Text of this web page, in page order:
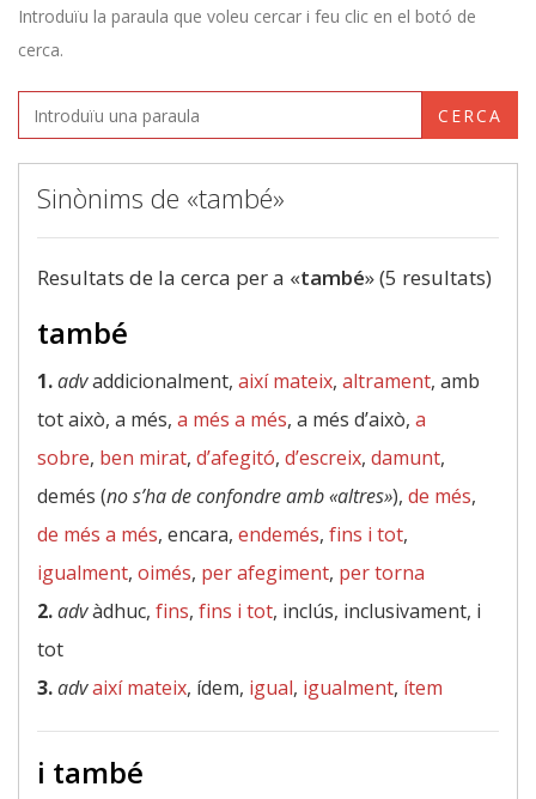
Introduïu la paraula que voleu cercar i feu clic en el botó de
cerca.
CERCA
Sinònims de «també»
Resultats de la cerca per a «també» (5 resultats)
també
1.advaddicionalment, així mateix, altrament, amb
tot això, a més, a més a més, a més d’això, a
sobre, ben mirat, d’afegitó, d’escreix, damunt,
demés (no s’ha de confondre amb «altres»), de més,
de més a més, encara, endemés, fins i tot,
igualment, oimés, per afegiment, per torna
2.advàdhuc, fins, fins i tot, inclús, inclusivament, i
tot
3.advaixí mateix, ídem, igual, igualment, ítem
i també